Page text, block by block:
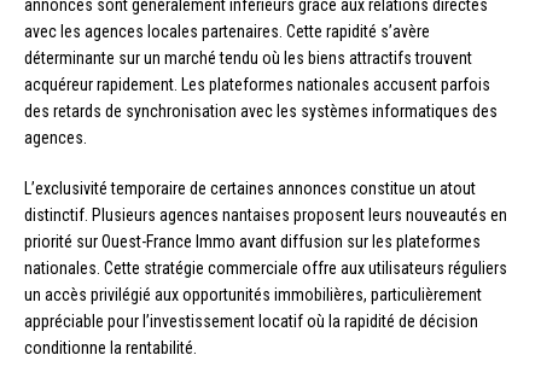
annonces sont généralement inférieurs grâce aux relations directes
avec les agences locales partenaires. Cette rapidité s’avère
déterminante sur un marché tendu où les biens attractifs trouvent
acquéreur rapidement. Les plateformes nationales accusent parfois
des retards de synchronisation avec les systèmes informatiques des
agences.
L’exclusivité temporaire de certaines annonces constitue un atout
distinctif. Plusieurs agences nantaises proposent leurs nouveautés en
priorité sur Ouest-France Immo avant diffusion sur les plateformes
nationales. Cette stratégie commerciale offre aux utilisateurs réguliers
un accès privilégié aux opportunités immobilières, particulièrement
appréciable pour l’investissement locatif où la rapidité de décision
conditionne la rentabilité.